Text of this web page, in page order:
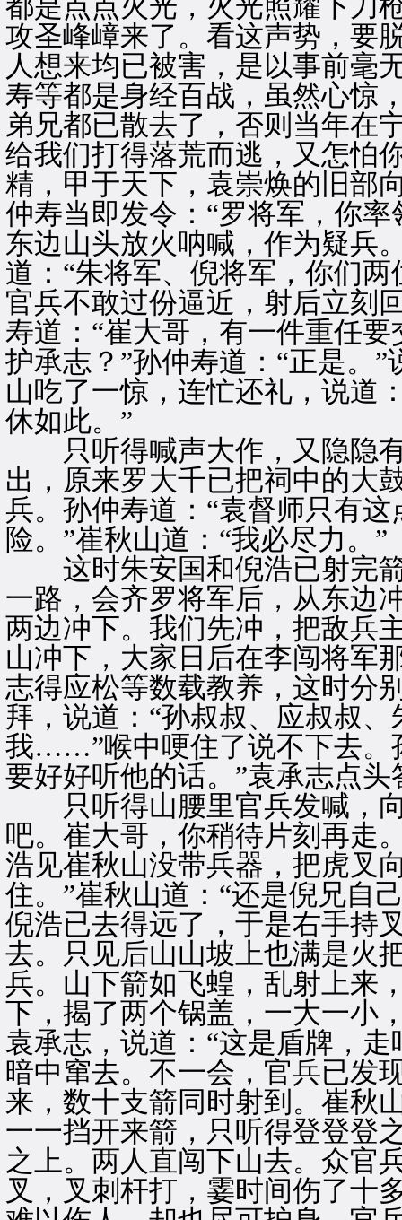
都是点点火光，火光照耀下刀
攻圣峰嶂来了。看这声势，要
人想来均已被害，是以事前毫
寿等都是身经百战，虽然心惊
弟兄都已散去了，否则当年在
给我们打得落荒而逃，又怎怕
精，甲于天下，袁崇焕的旧部
仲寿当即发令：“罗将军，你
东边山头放火呐喊，作为疑兵
道：“朱将军、倪将军，你们
官兵不敢过份逼近，射后立刻
寿道：“崔大哥，有一件重任
护承志？”孙仲寿道：“正是。
山吃了一惊，连忙还礼，说道
休如此。”
只听得喊声大作，又隐隐有
出，原来罗大千已把祠中的大
兵。孙仲寿道：“袁督师只有
险。”崔秋山道：“我必尽力。”
这时朱安国和倪浩已射完箭
一路，会齐罗将军后，从东边
两边冲下。我们先冲，把敌兵
山冲下，大家日后在李闯将军
志得应松等数载教养，这时分
拜，说道：“孙叔叔、应叔叔
我……”喉中哽住了说不下去。
要好好听他的话。”袁承志点头
只听得山腰里官兵发喊，向
吧。崔大哥，你稍待片刻再走
浩见崔秋山没带兵器，把虎叉
住。”崔秋山道：“还是倪兄自
倪浩已去得远了，于是右手持
去。只见后山山坡上也满是火
兵。山下箭如飞蝗，乱射上来
下，揭了两个锅盖，一大一小
袁承志，说道：“这是盾牌，
暗中窜去。不一会，官兵已发
来，数十支箭同时射到。崔秋
一一挡开来箭，只听得登登登
之上。两人直闯下山去。众官
叉，叉刺杆打，霎时间伤了十